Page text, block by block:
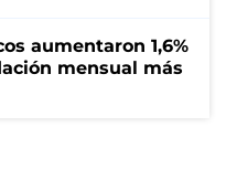
aumentaron 1,6%
mensual más